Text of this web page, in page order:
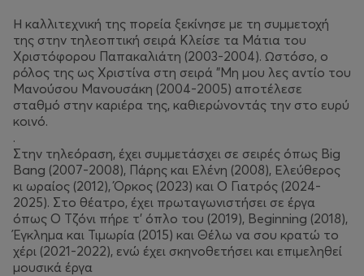
Η καλλιτεχνική της πορεία ξεκίνησε με τη συμμετοχή
της στην τηλεοπτική σειρά Κλείσε τα Μάτια του
Χριστόφορου Παπακαλιάτη (2003-2004). Ωστόσο, ο
ρόλος της ως Χριστίνα στη σειρά "Μη μου λες αντίο του
Μανούσου Μανουσάκη (2004-2005) αποτέλεσε
σταθμό στην καριέρα της, καθιερώνοντάς την στο ευρύ
κοινό.
.
Στην τηλεόραση, έχει συμμετάσχει σε σειρές όπως Big
Bang (2007-2008), Πάρης και Ελένη (2008), Ελεύθερος
κι ωραίος (2012), Όρκος (2023) και Ο Γιατρός (2024-
2025). Στο θέατρο, έχει πρωταγωνιστήσει σε έργα
όπως Ο Τζόνι πήρε τ' όπλο του (2019), Beginning (2018),
Έγκλημα και Τιμωρία (2015) και Θέλω να σου κρατώ το
χέρι (2021-2022), ενώ έχει σκηνοθετήσει και επιμεληθεί
μουσικά έργα